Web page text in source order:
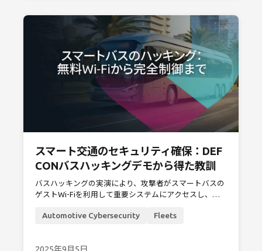
スマート交通のセキュリティ確保：DEF
CONバスハッキングデモから得た教訓
バスハッキングの実演により、攻撃者がスマートバスの
ゲストWi-Fiを利用して重要システムにアクセスし、侵
ト交通システムにおける自動車サイバーセキュリティの
Automotive Cybersecurity Fleets